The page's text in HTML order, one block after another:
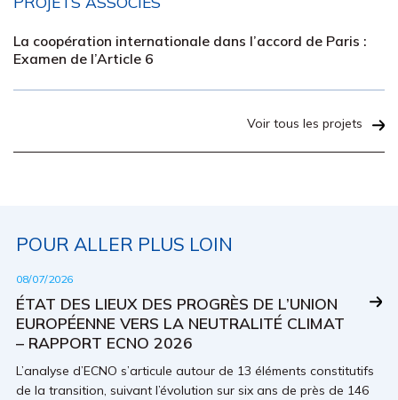
La coopération internationale dans l’accord de Paris :
Examen de l’Article 6
Voir tous les projets
POUR ALLER PLUS LOIN
08/07/2026
ÉTAT DES LIEUX DES PROGRÈS DE L’UNION
EUROPÉENNE VERS LA NEUTRALITÉ CLIMAT
– RAPPORT ECNO 2026
L’analyse d’ECNO s’articule autour de 13 éléments constitutifs
de la transition, suivant l’évolution sur six ans de près de 146